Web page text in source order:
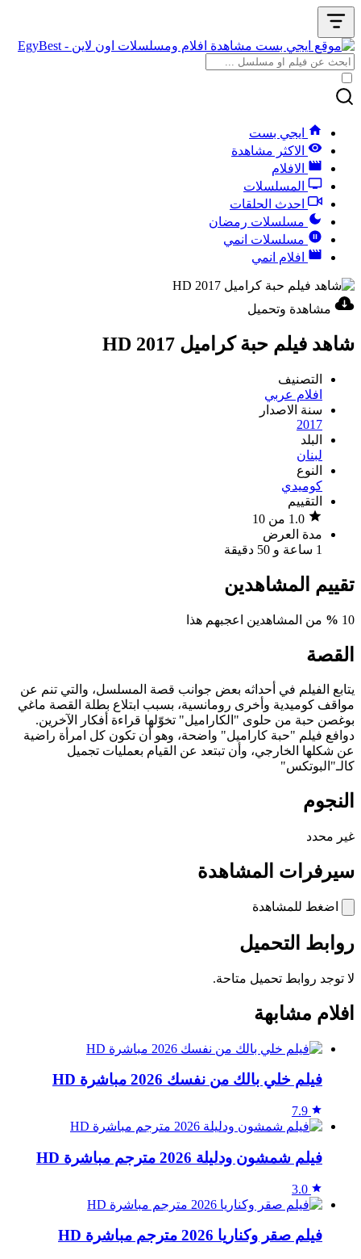
ايجي بست
الاكثر مشاهدة
الافلام
المسلسلات
احدث الحلقات
مسلسلات رمضان
مسلسلات انمي
افلام انمي
مشاهدة وتحميل
شاهد فيلم حبة كراميل 2017 HD
التصنيف
افلام عربي
سنة الاصدار
2017
البلد
لبنان
النوع
كوميدي
التقييم
مدة العرض
1 ساعة و 50 دقيقة
تقييم المشاهدين
10
% من المشاهدين اعجبهم هذا
القصة
يتابع الفيلم في أحداثه بعض جوانب قصة المسلسل، والتي تنم عن
مواقف كوميدية وأخرى رومانسية، بسبب ابتلاع بطلة القصة ماغي
بوغصن حبة من حلوى "الكاراميل" تخوّلها قراءة أفكار الآخرين.
دوافع فيلم "حبة كاراميل" واضحة، وهو أن تكون كل امرأة راضية
عن شكلها الخارجي، وأن تبتعد عن القيام بعمليات تجميل
كالـ"البوتكس"
النجوم
غير محدد
سيرفرات المشاهدة
اضغط للمشاهدة
روابط التحميل
لا توجد روابط تحميل متاحة.
افلام مشابهة
فيلم خلي بالك من نفسك 2026 مباشرة HD
7.9
فيلم شمشون ودليلة 2026 مترجم مباشرة HD
3.0
فيلم صقر وكناريا 2026 مترجم مباشرة HD